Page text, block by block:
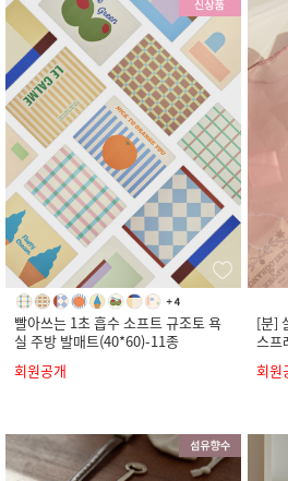
빨아쓰는 1초 흡수 소프트 규조토 욕
실 주방 발매트(40*60)-11종
회원공개
[분]
스프
회원